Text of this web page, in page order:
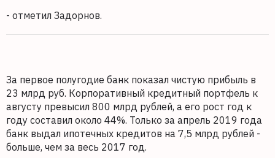
- отметил Задорнов.
За первое полугодие банк показал чистую прибыль в
23 млрд руб. Корпоративный кредитный портфель к
августу превысил 800 млрд рублей, а его рост год к
году составил около 44%. Только за апрель 2019 года
банк выдал ипотечных кредитов на 7,5 млрд рублей -
больше, чем за весь 2017 год.